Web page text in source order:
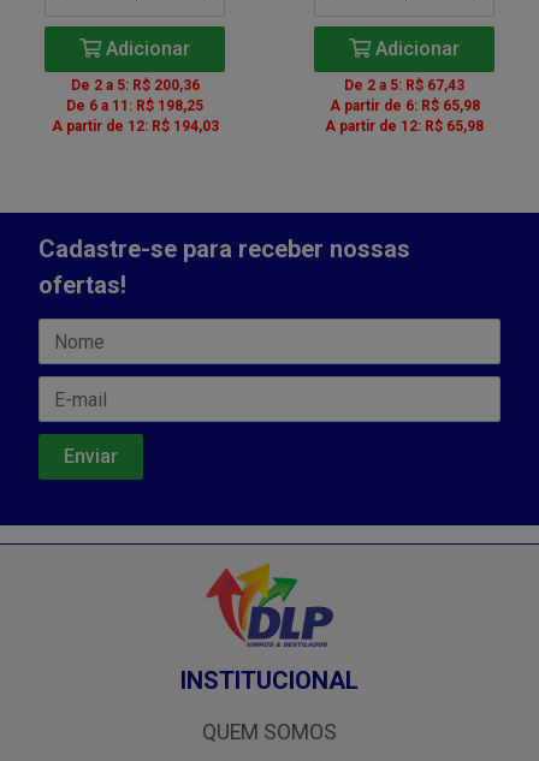
Adicionar
De 2 a 5: R$ 200,36
De 6 a 11: R$ 198,25
A partir de 12: R$ 194,03
Adicionar
De 2 a 5: R$ 67,43
A partir de 6: R$ 65,98
A partir de 12: R$ 65,98
Cadastre-se para receber nossas
ofertas!
INSTITUCIONAL
QUEM SOMOS